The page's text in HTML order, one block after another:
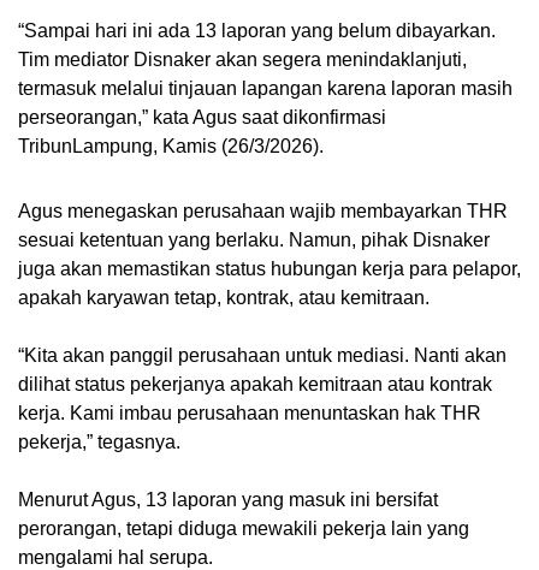
“Sampai hari ini ada 13 laporan yang belum dibayarkan.
Tim mediator Disnaker akan segera menindaklanjuti,
termasuk melalui tinjauan lapangan karena laporan masih
perseorangan,” kata Agus saat dikonfirmasi
TribunLampung, Kamis (26/3/2026).
Agus menegaskan perusahaan wajib membayarkan THR
sesuai ketentuan yang berlaku. Namun, pihak Disnaker
juga akan memastikan status hubungan kerja para pelapor,
apakah karyawan tetap, kontrak, atau kemitraan.
“Kita akan panggil perusahaan untuk mediasi. Nanti akan
dilihat status pekerjanya apakah kemitraan atau kontrak
kerja. Kami imbau perusahaan menuntaskan hak THR
pekerja,” tegasnya.
Menurut Agus, 13 laporan yang masuk ini bersifat
perorangan, tetapi diduga mewakili pekerja lain yang
mengalami hal serupa.